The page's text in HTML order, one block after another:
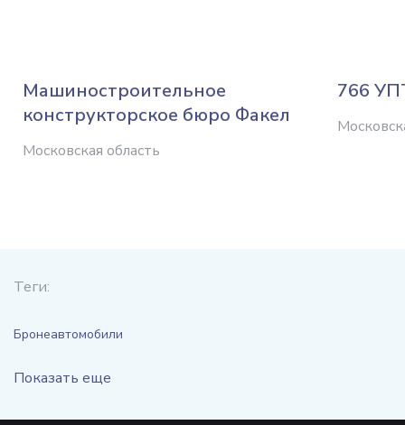
Машиностроительное
конструкторское бюро Факел
Московская область
766
Теги:
Бронеавтомобили
Показать еще